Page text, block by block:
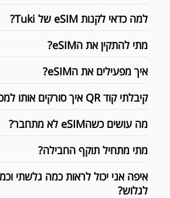
למה כדאי לקנות eSIM של Tuki?
מתי להתקין את הeSIM?
איך מפעילים את הeSIM?
קיבלתי קוד QR איך סורקים אותו למכשיר?
מה עושים כשהeSIM לא מתחבר?
מתי מתחיל תוקף החבילה?
איפה אני יכול לראות כמה גלשתי
לגלוש?